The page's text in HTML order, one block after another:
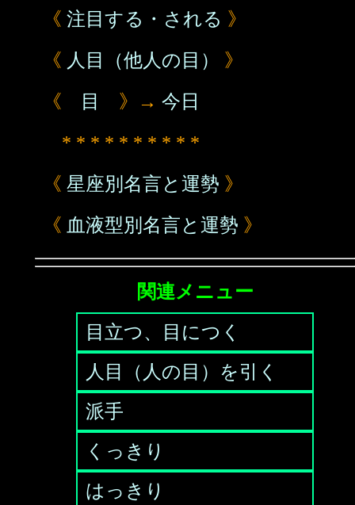
《 注目する・される 》
《 人目（他人の目）
》
《 目 》→ 今日
* * * * * * * * * *
《 星座別名言と運勢 》
《 血液型別名言と運勢 》
関連メニュー
目立つ、目につく
人目（人の目）を引く
派手
くっきり
はっきり